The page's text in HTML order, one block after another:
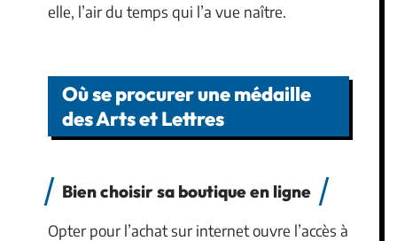
elle, l’air du temps qui l’a vue naître.
Où se procurer une médaille
des Arts et Lettres
Bien choisir sa boutique en ligne
Opter pour l’achat sur internet ouvre l’accès à